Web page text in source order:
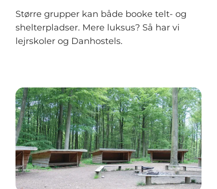
Større grupper kan både booke telt- og
shelterpladser. Mere luksus? Så har vi
lejrskoler og Danhostels.